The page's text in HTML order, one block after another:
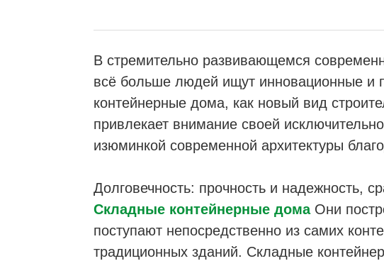
В стремительно развивающемся
всё больше людей ищут инновационные и
контейнерные дома, как новый вид
привлекает внимание своей
изюминкой современной архитектуры
Долговечность: прочность и надежность,
Складные контейнерные домаОни
поступают непосредственно из самих
традиционных зданий. Складные